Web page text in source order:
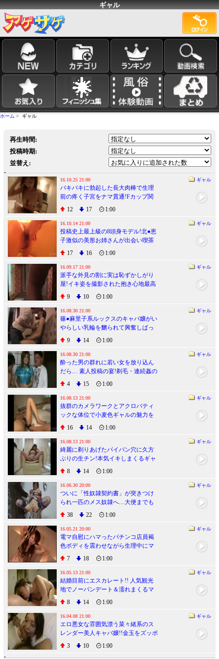
ギャル
ホーム > ギャル
再生時間:
投稿時期:
並替え:
16.10.25 21:00 ギャル
バキバキに勃起した長大肉棒で生理
前の疼く子宮をナマ貫通!Fカップ関
西弁ギャルが再降臨!!
12 17 1:00
16.10.14 21:00 ギャル
投稿史上最上級の8頭身モデル!北●恵
子激似の美形お姉さんが出会い喫茶
でユキズリ初ハメドリ!!
17 16 1:00
16.09.17 21:00 ギャル
派手な外見の割に実は恥ずかしがり
屋!イキ姿を撮影された抱き心地最高
の豊満ボディギャル
9 10 1:00
16.08.30 21:00 ギャル
篠●麻里子系ルックスのキャバ嬢がい
やらしい乳輪を嬲られて興奮しぱっ
くり騎乗位ハメ!!
9 14 1:00
16.08.30 21:00 ギャル
酔った男の群れに若い女を放り込ん
だら… 素人投稿の宴!剃毛・連続姦の
混沌過ぎる乱交ビデオ
4 15 1:00
16.08.13 21:00 ギャル
抜群のカメラワークとアクロバティ
ックな体位で小麦色ギャルの魅力を
撮りまくる快作!
16 14 1:00
16.08.13 21:00 ギャル
綺麗に剃りあげたパイパン穴に久方
ぶりの生チン!本気イキしまくるギャ
ルホステス!!
8 14 1:00
16.06.30 20:00 ギャル
ついに「性奴隷契約書」が突きつけ
られ一匹のメス奴隷へ…大便までも
すべてご主人様の管理下へ
38 22 1:00
16.05.21 20:00 ギャル
電マ自慰にハマったパチンコ店員褐
色ボディを震わせながら生理中にマ
ンコ生ハメ痙攣アクメ
7 18 1:00
16.05.13 21:00 ギャル
結婚目前にエスカレート!! 人気観光
地でノーパンデート＆濡れまくるマ
ンコに婚約精子生中出し
8 14 1:00
16.04.08 21:00 ギャル
エロ悪女な雰囲気漂う菜々緒系のス
レンダー美人キャバ嬢!!金玉をズッポ
ンズッポン踊り食い
3 10 1:00